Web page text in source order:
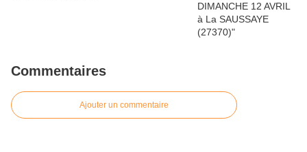
Commentaires
Ajouter un commentaire